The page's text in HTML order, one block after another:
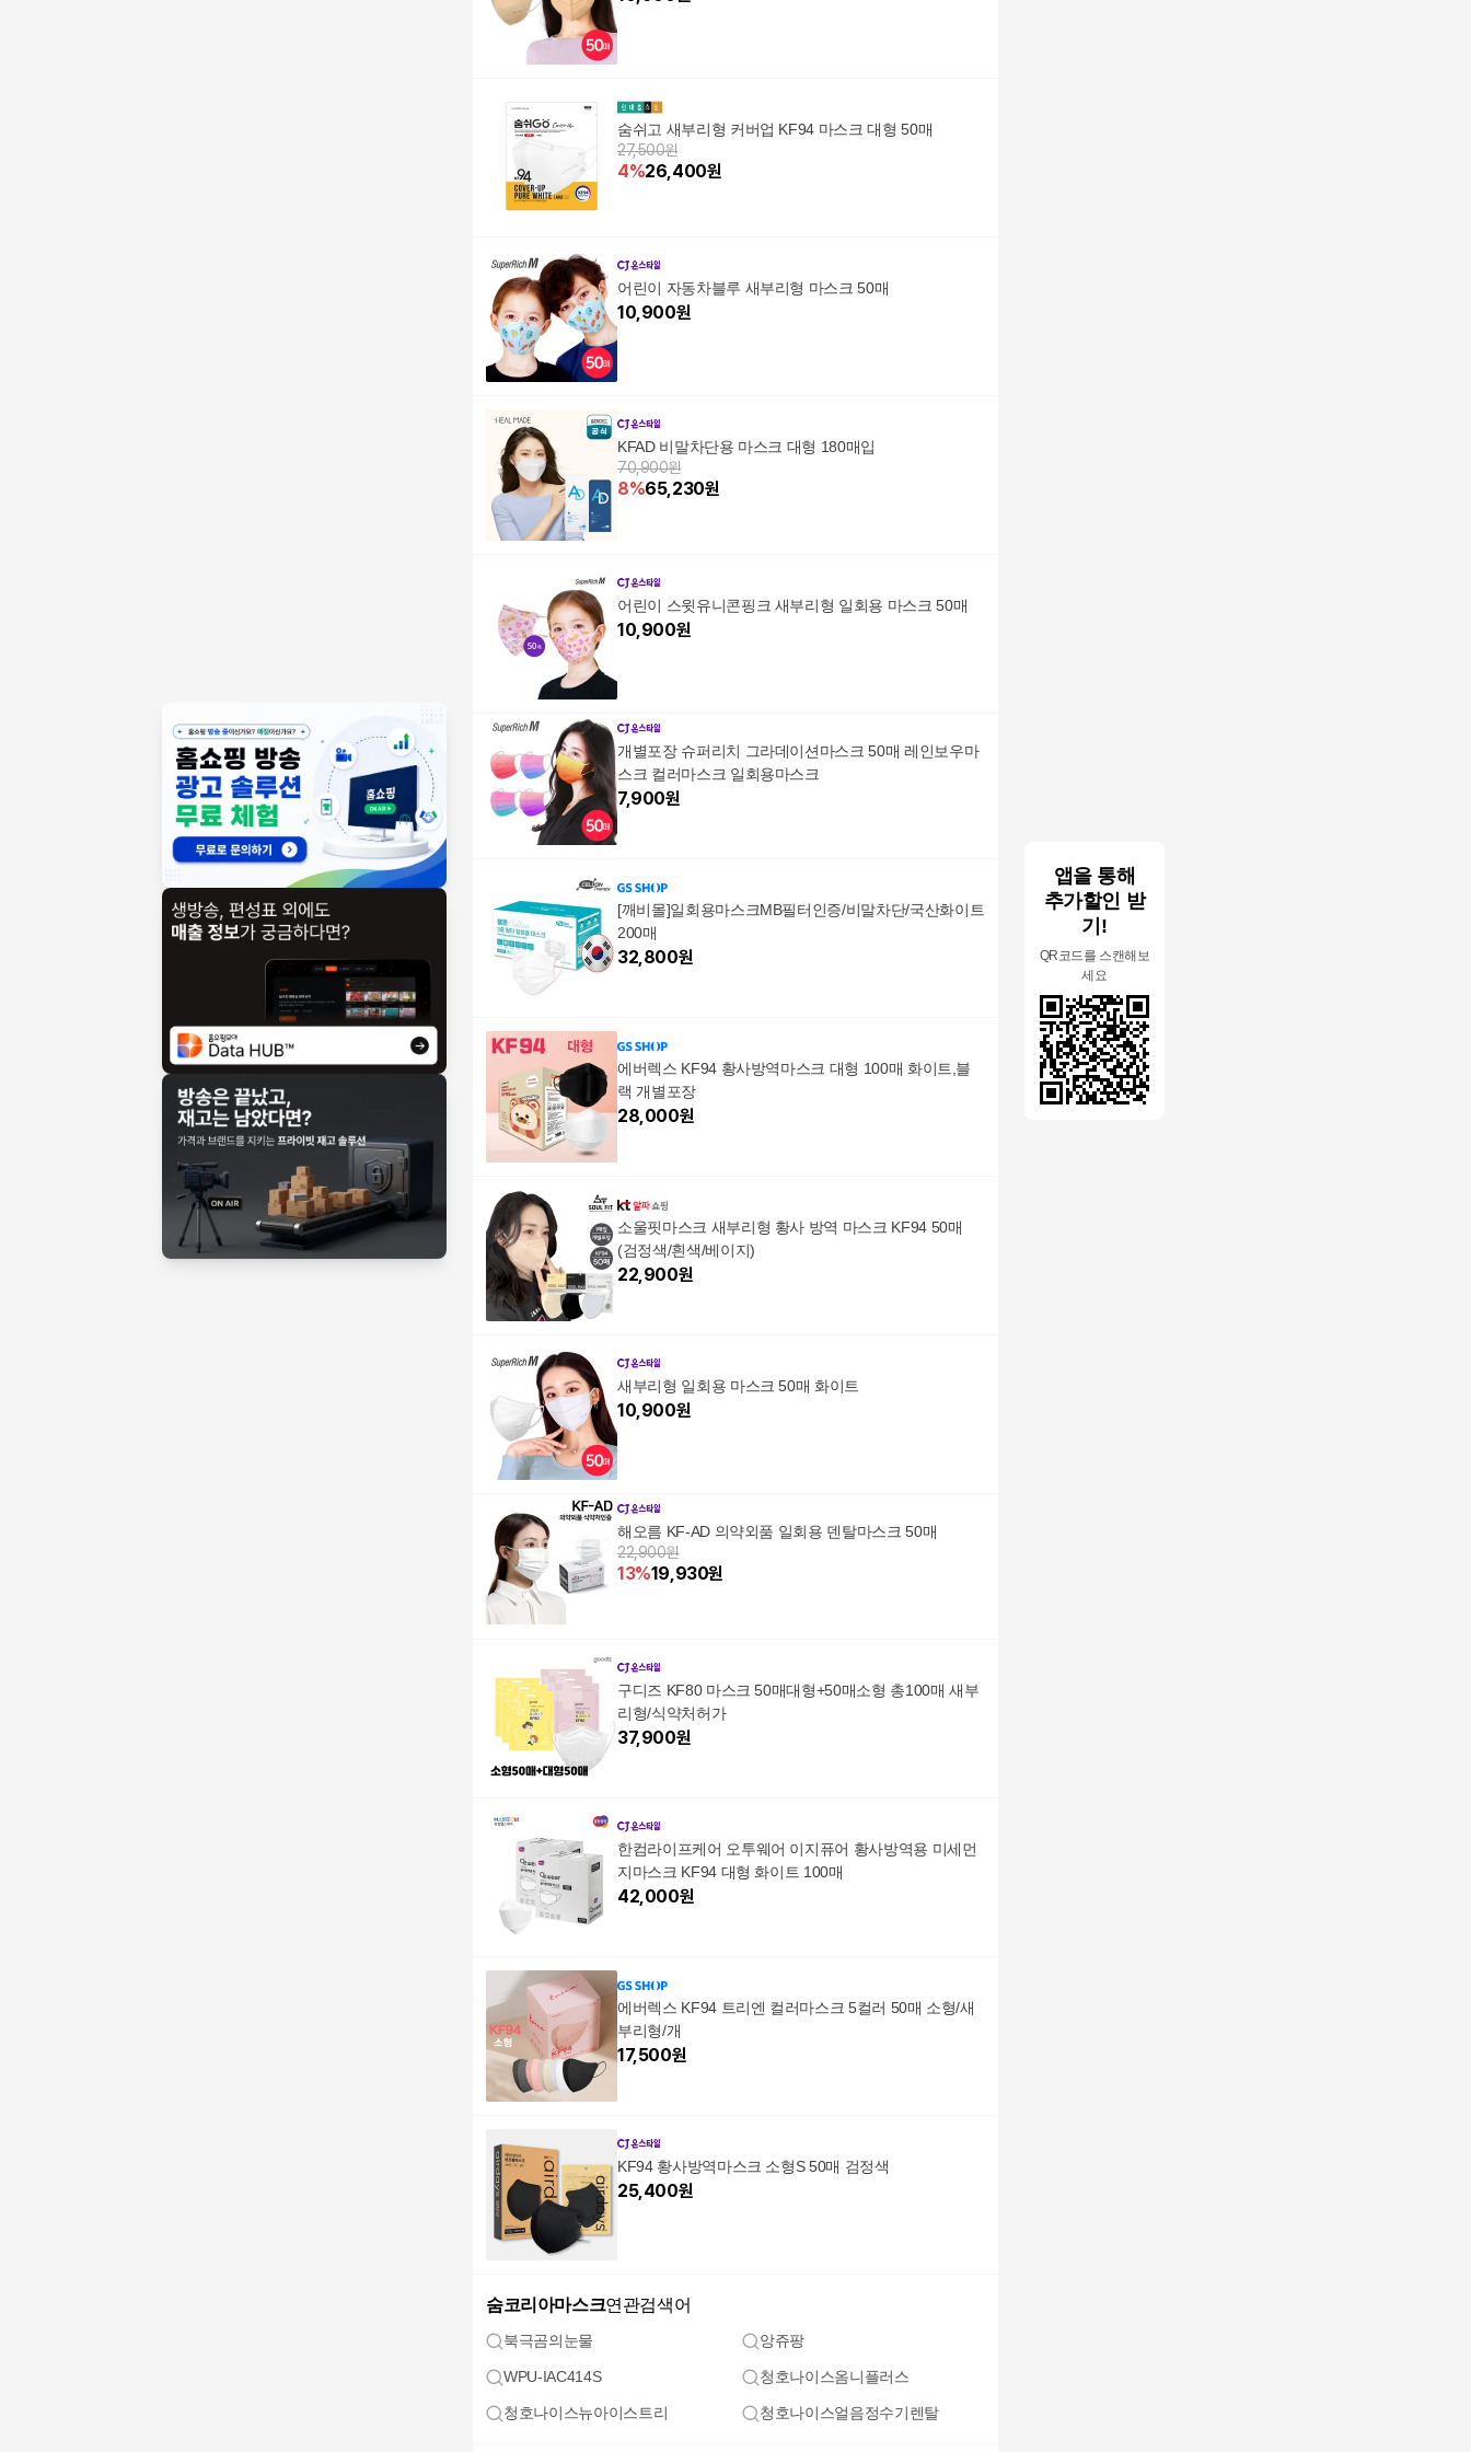
앱을 통해
추가할인 받
기!
QR코드를 스캔해보
세요
숨쉬고 새부리형 커버업 KF94 마스크 대형 50매
27,500원
4%26,400원
어린이 자동차블루 새부리형 마스크 50매
10,900원
KFAD 비말차단용 마스크 대형 180매입
70,900원
8%65,230원
어린이 스윗유니콘핑크 새부리형 일회용 마스크 50매
10,900원
개별포장 슈퍼리치 그라데이션마스크 50매 레인보우마
스크 컬러마스크 일회용마스크
7,900원
[깨비몰]일회용마스크MB필터인증/비말차단/국산화이트
200매
32,800원
에버렉스 KF94 황사방역마스크 대형 100매 화이트,블
랙 개별포장
28,000원
소울핏마스크 새부리형 황사 방역 마스크 KF94 50매
(검정색/흰색/베이지)
22,900원
새부리형 일회용 마스크 50매 화이트
10,900원
해오름 KF-AD 의약외품 일회용 덴탈마스크 50매
22,900원
13%19,930원
구디즈 KF80 마스크 50매대형+50매소형 총100매 새부
리형/식약처허가
37,900원
한컴라이프케어 오투웨어 이지퓨어 황사방역용 미세먼
지마스크 KF94 대형 화이트 100매
42,000원
에버렉스 KF94 트리엔 컬러마스크 5컬러 50매 소형/새
부리형/개
17,500원
KF94 황사방역마스크 소형S 50매 검정색
25,400원
숨코리아마스크연관검색어
북극곰의눈물 앙쥬팡
WPU-IAC414S 청호나이스옴니플러스
청호나이스뉴아이스트리 청호나이스얼음정수기렌탈